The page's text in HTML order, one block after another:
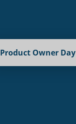
Product Owner Day